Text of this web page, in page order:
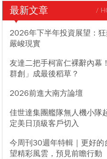
最新文章 /
2026年下半年投資展望：
嚴峻現實
友達二把手柯富仁裸辭內幕
群創」成最後稻草？
2026前進大南方論壇
佳世達集團艦隊無人機小隊
定美日頂級客戶切入
今周刊30週年特輯｜更好的
望精彩風雲，預見前瞻行動